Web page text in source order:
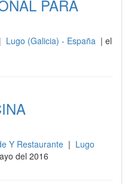
PARA
| Lugo (Galicia) - España | el
Y Restaurante | Lugo
del 2016